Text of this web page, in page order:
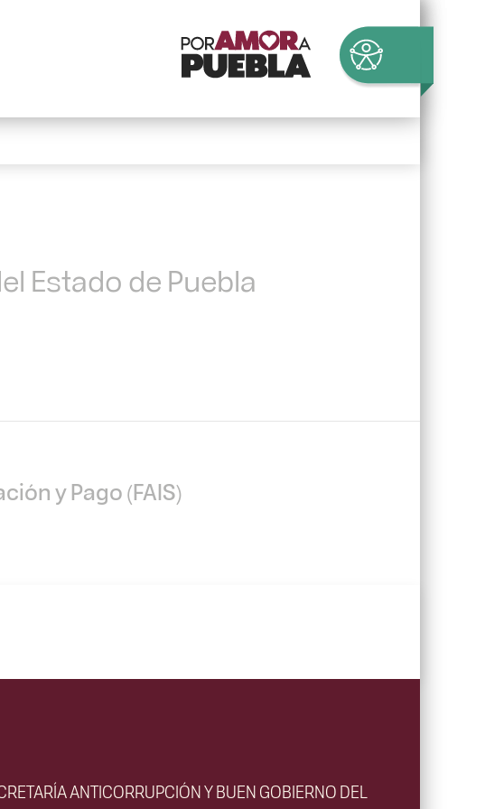
Estado de Puebla
y Pago (FAIS)
ANTICORRUPCIÓN Y BUEN GOBIERNO DEL